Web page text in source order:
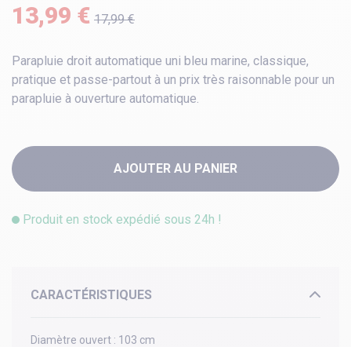
13,99 € 17,99 €
Parapluie droit automatique uni bleu marine, classique,
pratique et passe-partout à un prix très raisonnable pour un
parapluie à ouverture automatique.
AJOUTER AU PANIER
Produit en stock expédié sous 24h !
CARACTÉRISTIQUES
Diamètre ouvert : 103 cm